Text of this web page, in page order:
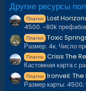
Другие ресурсы
Платно Lost
4500. ~80k
Платно Toxic
Размер: 4к. Число
Платно Crisis The
Кастомная карта с
Платно Ironveil:
Размер карты: